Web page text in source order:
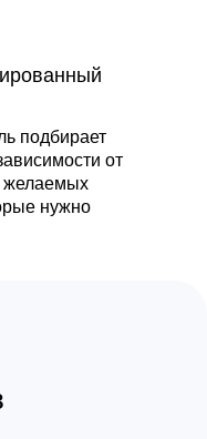
подбирает
от
желаемых
нужно